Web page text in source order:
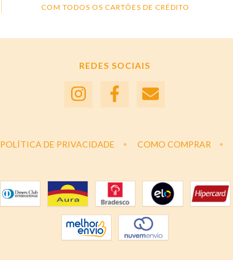
COM TODOS OS CARTÕES DE CRÉDITO
REDES SOCIAIS
POLÍTICA DE PRIVACIDADE COMO COMPRAR